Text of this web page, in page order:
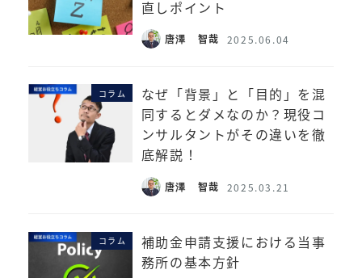
直しポイント
唐澤 智哉 2025.06.04
コラム
なぜ「背景」と「目的」を混
同するとダメなのか？現役コ
ンサルタントがその違いを徹
底解説！
唐澤 智哉 2025.03.21
コラム
補助金申請支援における当事
務所の基本方針